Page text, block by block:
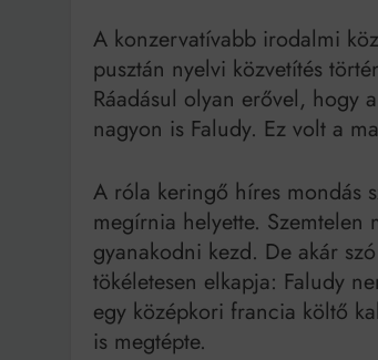
A konzervatívabb irodalmi
pusztán nyelvi közvetítés
Ráadásul olyan erővel, hogy
nagyon is Faludy. Ez volt a
A róla keringő híres mondás
megírnia helyette.
gyanakodni kezd. De akár
tökéletesen elkapja: Faludy
egy középkori francia költő
is megtépte.